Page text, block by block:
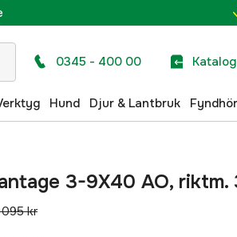
0345 - 400 00
Hund Djur & Lantbruk
3-9X40 AO,
kr